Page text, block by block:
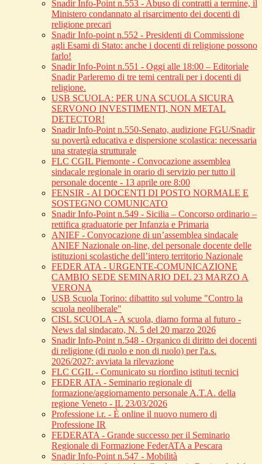
Snadir Info-Point n.553 - Abuso di contratti a termine, il
Ministero condannato al risarcimento dei docenti di
religione precari
Snadir Info-point n.552 - Presidenti di Commissione
agli Esami di Stato: anche i docenti di religione possono
farlo!
Snadir Info-Point n.551 - Oggi alle 18:00 – Editoriale
Snadir Parleremo di tre temi centrali per i docenti di
religione.
USB SCUOLA: PER UNA SCUOLA SICURA
SERVONO INVESTIMENTI, NON METAL
DETECTOR!
Snadir Info-Point n.550-Senato, audizione FGU/Snadir
su povertà educativa e dispersione scolastica: necessaria
una strategia strutturale
FLC CGIL Piemonte - Convocazione assemblea
sindacale regionale in orario di servizio per tutto il
personale docente - 13 aprile ore 8:00
FENSIR - AI DOCENTI DI POSTO NORMALE E
SOSTEGNO COMUNICATO
Snadir Info-Point n.549 - Sicilia – Concorso ordinario –
rettifica graduatorie per Infanzia e Primaria
ANIEF - Convocazione di un’assemblea sindacale
ANIEF Nazionale on-line, del personale docente delle
istituzioni scolastiche dell’intero territorio Nazionale
FEDER ATA - URGENTE-COMUNICAZIONE
CAMBIO SEDE SEMINARIO DEL 23 MARZO A
VERONA
USB Scuola Torino: dibattito sul volume "Contro la
scuola neoliberale"
CISL SCUOLA - A scuola, diamo forma al futuro -
News dal sindacato, N. 5 del 20 marzo 2026
Snadir Info-Point n.548 - Organico di diritto dei docenti
di religione (di ruolo e non di ruolo) per l'a.s.
2026/2027: avviata la rilevazione
FLC CGIL - Comunicato su riordino istituti tecnici
FEDER ATA - Seminario regionale di
formazione/aggiornamento personale A.T.A. della
regione Veneto - IL 23/03/2026
Professione i.r. - È online il nuovo numero di
Professione IR
FEDERATA - Grande successo per il Seminario
Regionale di Formazione FederATA a Pescara
Snadir Info-Point n.547 - Mobilità